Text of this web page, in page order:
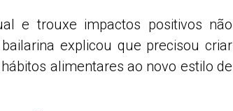
e trouxe impactos positivos não
explicou que precisou criar
alimentares ao novo estilo de